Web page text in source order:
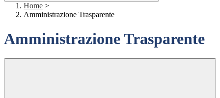
Home >
Amministrazione Trasparente
Amministrazione Trasparente